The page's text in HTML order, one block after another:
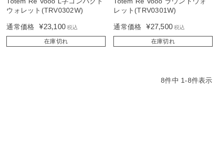
ウォレット(TRV0302W)
通常価格 ¥23,100 税込
在庫切れ
レット(TRV0301W)
通常価格 ¥27,500 税込
在庫切れ
8件中 1-8件表示